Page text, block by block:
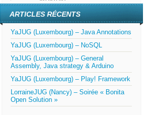
ARTICLES RÉCENTS
YaJUG (Luxembourg) – Java Annotations
YaJUG (Luxembourg) – NoSQL
YaJUG (Luxembourg) – General
Assembly, Java strategy & Arduino
YaJUG (Luxembourg) – Play! Framework
LorraineJUG (Nancy) – Soirée « Bonita
Open Solution »